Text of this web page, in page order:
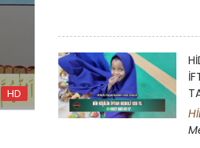
HD
HD
HAFTALIK
LEM'ALAR -
SEKİZİNCİ
YEDİNCİ